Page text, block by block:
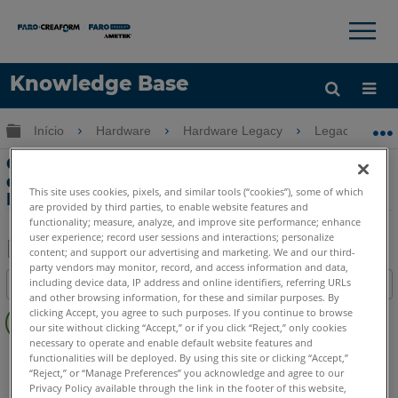
Knowledge Base
Idioma
Obter ajuda ENTRAR
×
Expandir/recolher hierarquia global
Início Hardware Hardware Legacy Legacy USB
Ciclo de vida da bateria e informações
de armazenamento para o Edge
FaroArm
Salvar
como
PDF
Índice
Sem
cabeçalhos
FaroArm/ScanArm Edge
This site uses cookies, pixels, and similar tools (“cookies”), some of which
are provided by third parties, to enable website features and
functionality; measure, analyze, and improve site performance; enhance
user experience; record user sessions and interactions; personalize
content; and support our advertising and marketing. We and our third-
party vendors may monitor, record, and access information and data,
including device data, IP address and online identifiers, referring URLs
and other browsing information, for these and similar purposes. By
clicking Accept, you agree to such purposes. If you continue to browse
our site without clicking “Accept,” or if you click “Reject,” only cookies
necessary to operate and enable default website features and
functionalities will be deployed. By using this site or clicking “Accept,”
“Reject,” or “Manage Preferences” you acknowledge and agree to our
Privacy Policy available through the link in the footer of this website,